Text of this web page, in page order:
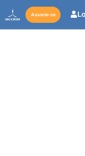
Associe-se